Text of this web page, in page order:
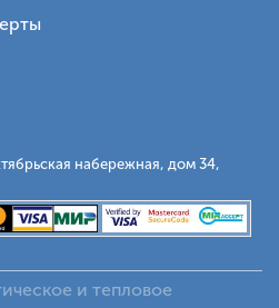
набережная, дом 34,
и тепловое